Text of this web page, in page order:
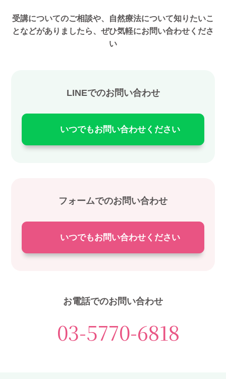
受講についてのご相談や、自然療法について知りたいこ
となどがありましたら、ぜひ気軽にお問い合わせくださ
い
LINEでのお問い合わせ
いつでもお問い合わせください
フォームでのお問い合わせ
いつでもお問い合わせください
お電話でのお問い合わせ
03-5770-6818